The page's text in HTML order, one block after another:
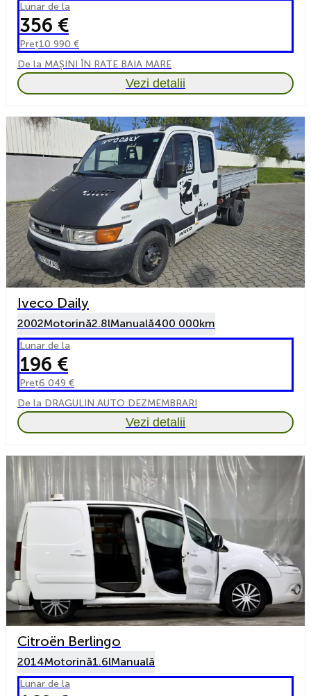
Lunar de la
356 €
Preț10 990 €
De la MAȘINI ÎN RATE BAIA MARE
Vezi detalii
Iveco Daily
2002Motorină2.8lManuală400 000km
Lunar de la
196 €
Preț6 049 €
De la DRAGULIN AUTO DEZMEMBRARI
Vezi detalii
Citroën Berlingo
2014Motorină1.6lManuală
Lunar de la